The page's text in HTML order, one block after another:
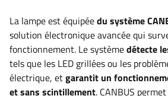
La lampe est équipéedu système
solution électronique avancée qui
fonctionnement. Le systèmedétecte
tels que les LED grillées ou les
électrique, etgarantit un
et sans scintillement. CANBUS